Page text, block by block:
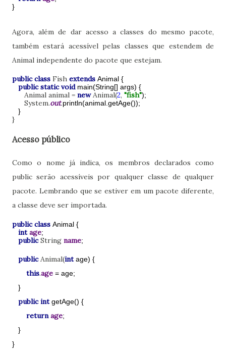
}
Agora, além de dar acesso a classes do mesmo pacote,
também estará acessível pelas classes que estendem de
Animal independente do pacote que estejam.
public class Fish extends Animal {
public static void main(String[] args) {
Animal animal = new Animal(2, "fish");
System.out.println(animal.getAge());
}
}
Acesso público
Como o nome já indica, os membros declarados como
public serão acessíveis por qualquer classe de qualquer
pacote. Lembrando que se estiver em um pacote diferente,
a classe deve ser importada.
public class Animal {
intage;
publicString name;
publicAnimal(intage) {
this.age = age;
}
public intgetAge() {
returnage;
}
}